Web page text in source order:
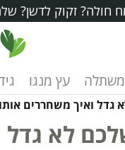
חולה? זקוק לדשן?
משתלה עץ מנגו
ואיך משחררים
לא גדל